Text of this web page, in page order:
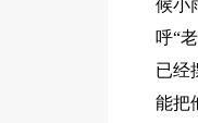
候小
呼“
已经
能把